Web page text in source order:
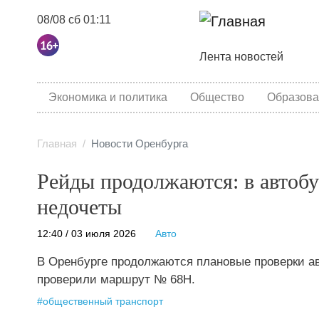
08/08 сб 01:11
Основная
Лента новостей
category menu
Экономика и политика Общество
Главная Новости Оренбурга
Рейды продолжаются: в
недочеты
12:40 / 03 июля 2026 Авто
В Оренбурге продолжаются плановые проверки
проверили маршрут № 68Н.
#общественный транспорт